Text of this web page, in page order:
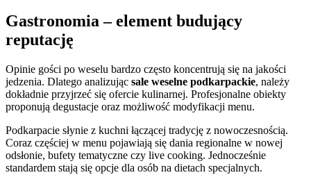
Gastronomia – element budujący
reputację
Opinie gości po weselu bardzo często koncentrują się na jakości
jedzenia. Dlatego analizując sale weselne podkarpackie, należy
dokładnie przyjrzeć się ofercie kulinarnej. Profesjonalne obiekty
proponują degustacje oraz możliwość modyfikacji menu.
Podkarpacie słynie z kuchni łączącej tradycję z nowoczesnością.
Coraz częściej w menu pojawiają się dania regionalne w nowej
odsłonie, bufety tematyczne czy live cooking. Jednocześnie
standardem stają się opcje dla osób na dietach specjalnych.